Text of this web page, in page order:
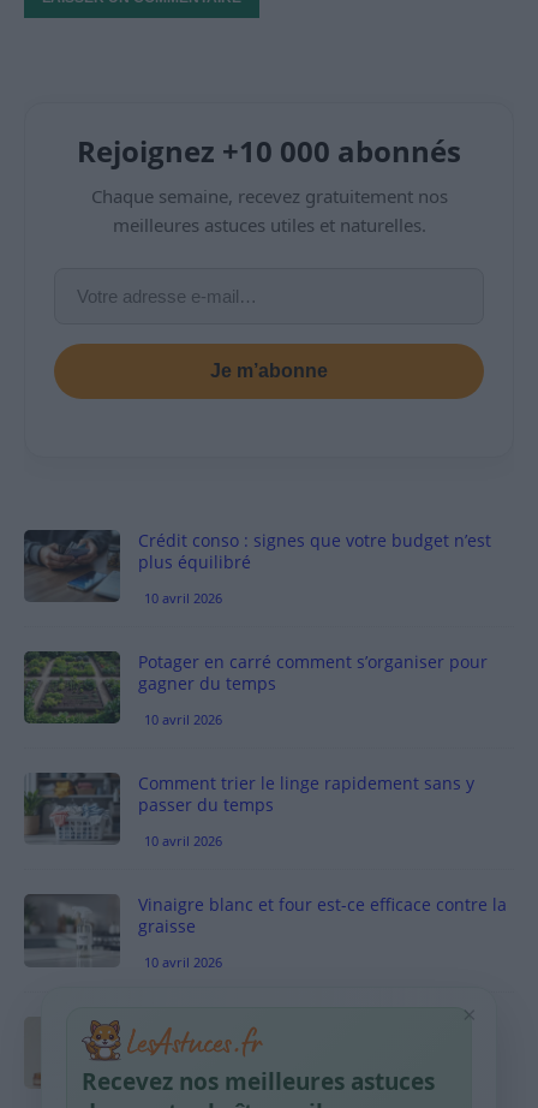
Rejoignez +10 000 abonnés
Chaque semaine, recevez gratuitement nos
meilleures astuces utiles et naturelles.
Je m’abonne
Crédit conso : signes que votre budget n’est
plus équilibré
10 avril 2026
Potager en carré comment s’organiser pour
gagner du temps
10 avril 2026
Comment trier le linge rapidement sans y
passer du temps
10 avril 2026
Vinaigre blanc et four est-ce efficace contre la
graisse
10 avril 2026
Taches pigmentaires : routine simple +
habitudes qui aident
9 avril 2026
×
Recevez nos meilleures astuces